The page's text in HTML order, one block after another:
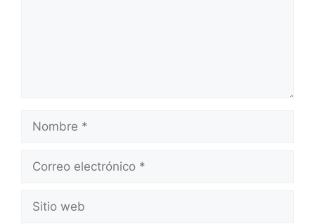
Nombre
Correo
Sitio
web